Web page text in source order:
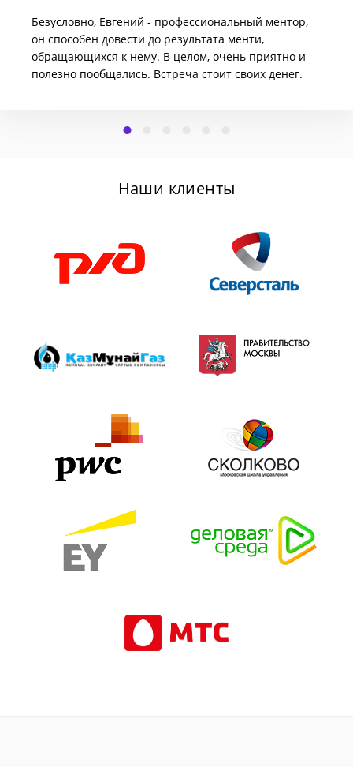
Безусловно, Евгений - профессиональный ментор,
он способен довести до результата менти,
обращающихся к нему. В целом, очень приятно и
полезно пообщались. Встреча стоит своих денег.
Наши клиенты